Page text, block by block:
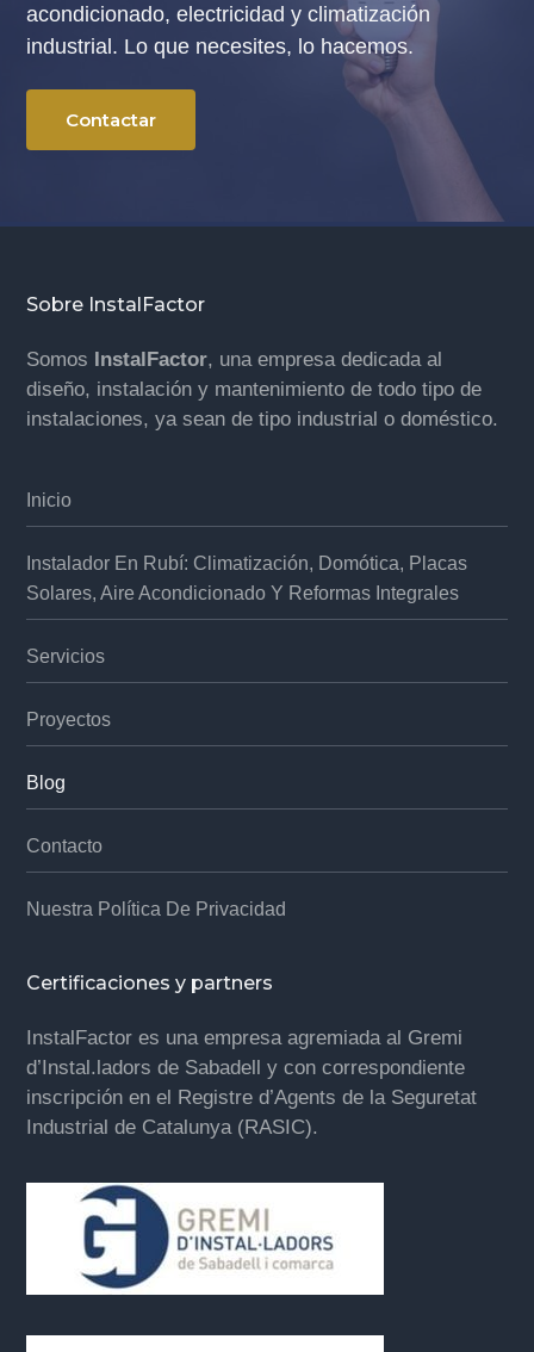
acondicionado, electricidad y climatización
industrial. Lo que necesites, lo hacemos.
Contactar
Footer
Sobre InstalFactor
Somos InstalFactor, una empresa dedicada al
diseño, instalación y mantenimiento de todo tipo de
instalaciones, ya sean de tipo industrial o doméstico.
Inicio
Instalador En Rubí: Climatización, Domótica, Placas
Solares, Aire Acondicionado Y Reformas Integrales
Servicios
Proyectos
Blog
Contacto
Nuestra Política De Privacidad
Certificaciones y partners
InstalFactor es una empresa agremiada al Gremi
d’Instal.ladors de Sabadell y con correspondiente
inscripción en el Registre d’Agents de la Seguretat
Industrial de Catalunya (RASIC).